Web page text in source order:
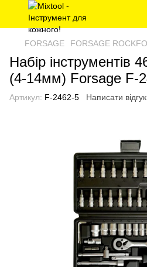
FORSAGE FORSAGE
Набір інструментів
(4-14мм) Forsage F-
Артикул: F-2462-5 Написати відгук